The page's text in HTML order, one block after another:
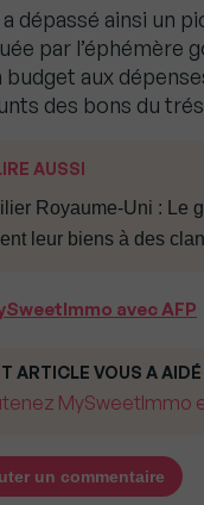
a dépassé ainsi un
par l’éphémère
budget aux
des bons du
AUSSI
Royaume-Uni : Le
leur biens à des
avec AFP
ARTICLE VOUS A AIDÉ
MySweetImmo
un commentaire